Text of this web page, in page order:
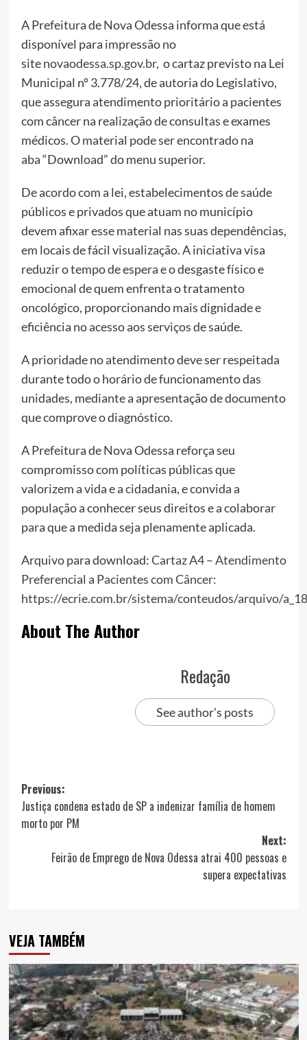
A Prefeitura de Nova Odessa informa que está
disponível para impressão no
sitenovaodessa.sp.gov.br, o cartaz previsto na Lei
Municipal nº 3.778/24, de autoria do Legislativo,
que assegura atendimento prioritário a pacientes
com câncer na realização de consultas e exames
médicos. O material pode ser encontrado na
aba “Download” do menu superior.
De acordo com a lei, estabelecimentos de saúde
públicos e privados que atuam no município
devem afixar esse material nas suas dependências,
em locais de fácil visualização. A iniciativa visa
reduzir o tempo de espera e o desgaste físico e
emocional de quem enfrenta o tratamento
oncológico, proporcionando mais dignidade e
eficiência no acesso aos serviços de saúde.
A prioridade no atendimento deve ser respeitada
durante todo o horário de funcionamento das
unidades, mediante a apresentação de documento
que comprove o diagnóstico.
A Prefeitura de Nova Odessa reforça seu
compromisso com políticas públicas que
valorizem a vida e a cidadania, e convida a
população a conhecer seus direitos e a colaborar
para que a medida seja plenamente aplicada.
Arquivo para download:Cartaz A4 – Atendimento
Preferencial a Pacientes com Câncer:
https://ecrie.com.br/sistema/conteudos/arquivo/
About The Author
Redação
See author's posts
Post
navigation
Previous:
Justiça condena estado de SP a indenizar família de homem
morto por PM
Next:
Feirão de Emprego de Nova Odessa atrai 400 pessoas e
supera expectativas
VEJA TAMBÉM